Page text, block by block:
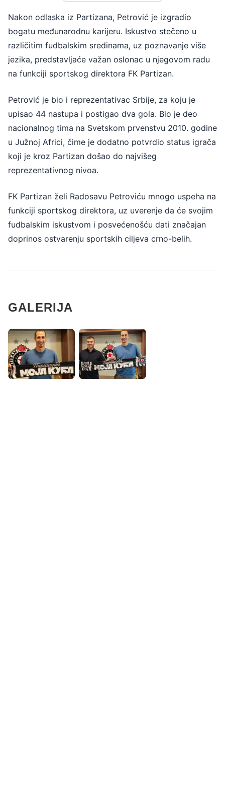
Nakon odlaska iz Partizana, Petrović je izgradio
bogatu međunarodnu karijeru. Iskustvo stečeno u
različitim fudbalskim sredinama, uz poznavanje više
jezika, predstavljaće važan oslonac u njegovom radu
na funkciji sportskog direktora FK Partizan.
Petrović je bio i reprezentativac Srbije, za koju je
upisao 44 nastupa i postigao dva gola. Bio je deo
nacionalnog tima na Svetskom prvenstvu 2010. godine
u Južnoj Africi, čime je dodatno potvrdio status igrača
koji je kroz Partizan došao do najvišeg
reprezentativnog nivoa.
FK Partizan želi Radosavu Petroviću mnogo uspeha na
funkciji sportskog direktora, uz uverenje da će svojim
fudbalskim iskustvom i posvećenošću dati značajan
doprinos ostvarenju sportskih ciljeva crno-belih.
GALERIJA